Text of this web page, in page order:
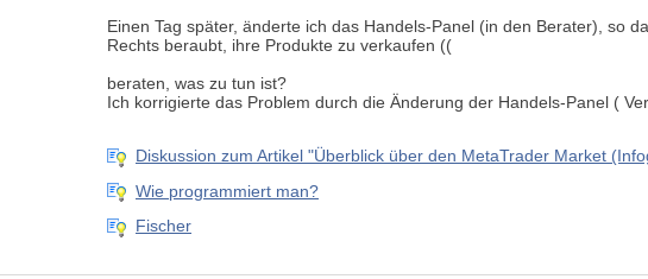
Einen Tag später, änderte ich das Handels-Panel (in den Berater), so
Rechts beraubt, ihre Produkte zu verkaufen ((
beraten, was zu tun ist?
Ich korrigierte das Problem durch die Änderung der Handels-Panel (
Diskussion zum Artikel "Überblick über den MetaTrader Market
Wie programmiert man?
Fischer